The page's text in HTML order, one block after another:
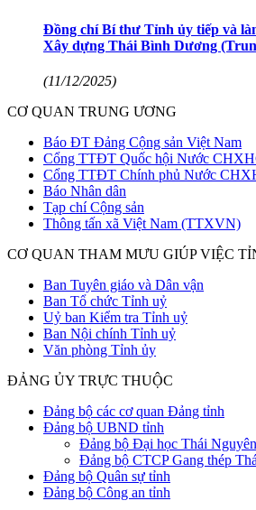
Đồng chí Bí thư Tỉnh ủy tiếp và
Xây dựng Thái Bình Dương
(11/12/2025)
CƠ QUAN TRUNG ƯƠNG
Báo ĐT Đảng Cộng sản Việt Nam
Cổng TTĐT Quốc hội Nước
Cổng TTĐT Chính phủ Nước
Báo Nhân dân
Tạp chí Cộng sản
Thông tấn xã Việt Nam (TTXVN)
CƠ QUAN THAM MƯU GIÚP VIỆC
Ban Tuyên giáo và Dân vận
Ban Tổ chức Tỉnh uỷ
Uỷ ban Kiểm tra Tỉnh uỷ
Ban Nội chính Tỉnh uỷ
Văn phòng Tỉnh ủy
ĐẢNG ỦY TRỰC THUỘC
Đảng bộ các cơ quan Đảng tỉnh
Đảng bộ UBND tỉnh
Đảng bộ Đại học Thái Nguyên
Đảng bộ CTCP Gang thép
Đảng bộ Quân sự tỉnh
Đảng bộ Công an tỉnh